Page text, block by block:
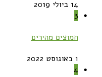
14 ביולי 2019
3
חמוצים מהירים
1 באוגוסט 2022
4